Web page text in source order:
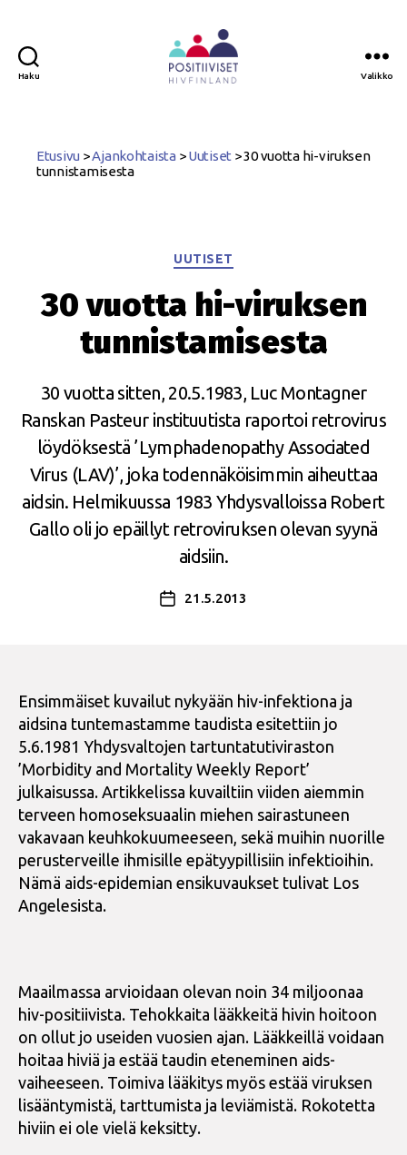
Haku Valikko
Etusivu >Ajankohtaista >Uutiset >30 vuotta hi-viruksen
tunnistamisesta
Kategoriat
UUTISET
30 vuotta hi-viruksen
tunnistamisesta
30 vuotta sitten, 20.5.1983, Luc Montagner
Ranskan Pasteur instituutista raportoi retrovirus
löydöksestä ’Lymphadenopathy Associated
Virus (LAV)’, joka todennäköisimmin aiheuttaa
aidsin. Helmikuussa 1983 Yhdysvalloissa Robert
Gallo oli jo epäillyt retroviruksen olevan syynä
aidsiin.
Julkaisupäivämäärä
21.5.2013
Ensimmäiset kuvailut nykyään hiv-infektiona ja
aidsina tuntemastamme taudista esitettiin jo
5.6.1981 Yhdysvaltojen tartuntatutiviraston
’Morbidity and Mortality Weekly Report’
julkaisussa. Artikkelissa kuvailtiin viiden aiemmin
terveen homoseksuaalin miehen sairastuneen
vakavaan keuhkokuumeeseen, sekä muihin nuorille
perusterveille ihmisille epätyypillisiin infektioihin.
Nämä aids-epidemian ensikuvaukset tulivat Los
Angelesista.
Maailmassa arvioidaan olevan noin 34 miljoonaa
hiv-positiivista. Tehokkaita lääkkeitä hivin hoitoon
on ollut jo useiden vuosien ajan. Lääkkeillä voidaan
hoitaa hiviä ja estää taudin eteneminen aids-
vaiheeseen. Toimiva lääkitys myös estää viruksen
lisääntymistä, tarttumista ja leviämistä. Rokotetta
hiviin ei ole vielä keksitty.